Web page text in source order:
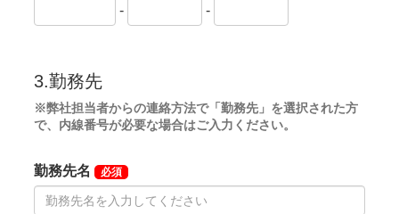
・自動車を利用の場合
関越自動車道「花園IC」より22km。
ザ ナショナルカントリー倶楽部 埼玉までの到着時間は
・電車をご利用の場合